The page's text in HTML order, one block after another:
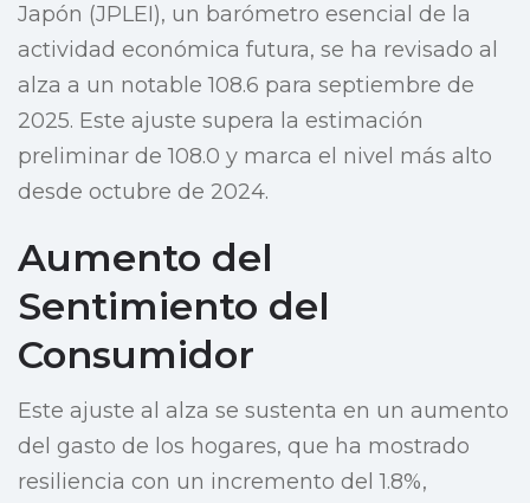
Japón (JPLEI), un barómetro esencial de la
actividad económica futura, se ha revisado al
alza a un notable 108.6 para septiembre de
2025. Este ajuste supera la estimación
preliminar de 108.0 y marca el nivel más alto
desde octubre de 2024.
Aumento del
Sentimiento del
Consumidor
Este ajuste al alza se sustenta en un aumento
del gasto de los hogares, que ha mostrado
resiliencia con un incremento del 1.8%,